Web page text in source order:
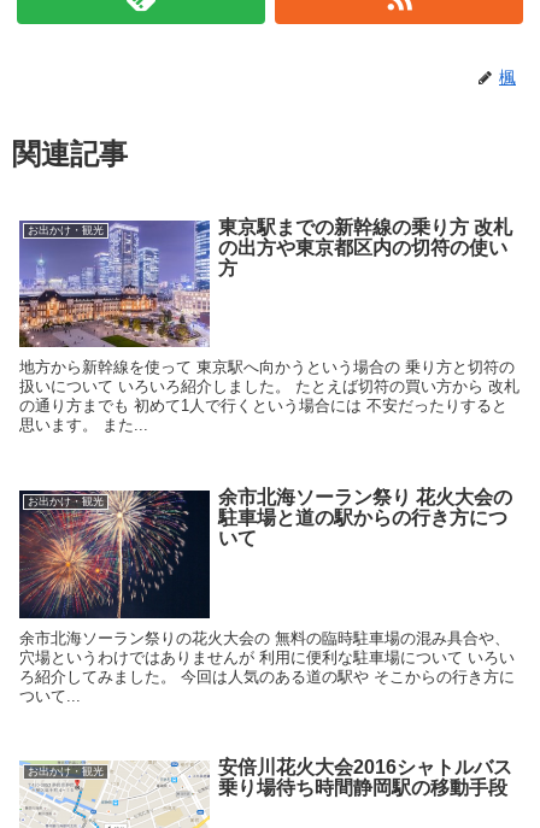
楓
関連記事
お出かけ・観光
東京駅までの新幹線の乗り方 改札
の出方や東京都区内の切符の使い
方
地方から新幹線を使って 東京駅へ向かうという場合の 乗り方と切符の
扱いについて いろいろ紹介しました。 たとえば切符の買い方から 改札
の通り方までも 初めて1人で行くという場合には 不安だったりすると
思います。 また...
お出かけ・観光
余市北海ソーラン祭り 花火大会の
駐車場と道の駅からの行き方につ
いて
余市北海ソーラン祭りの花火大会の 無料の臨時駐車場の混み具合や、
穴場というわけではありませんが 利用に便利な駐車場について いろい
ろ紹介してみました。 今回は人気のある道の駅や そこからの行き方に
ついて...
お出かけ・観光
安倍川花火大会2016シャトルバス
乗り場待ち時間静岡駅の移動手段